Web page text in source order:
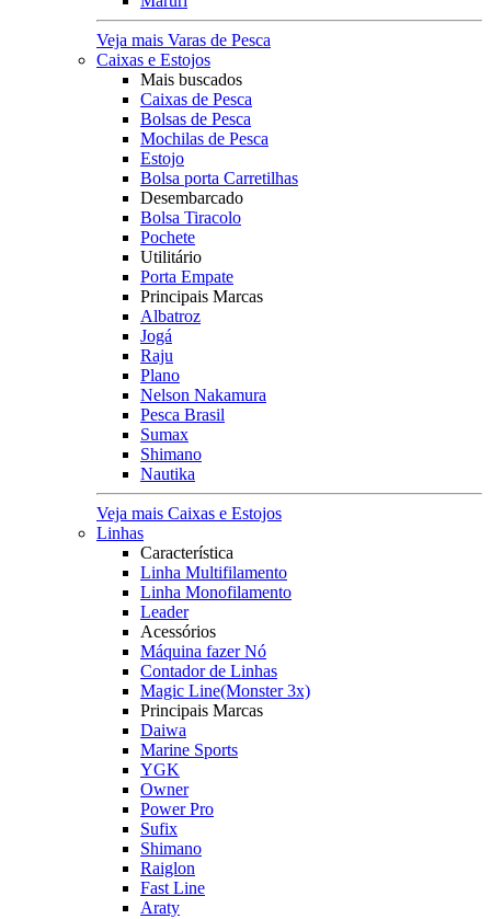
Veja mais Varas de Pesca
Caixas e Estojos
Mais buscados
Caixas de Pesca
Bolsas de Pesca
Mochilas de Pesca
Estojo
Bolsa porta Carretilhas
Desembarcado
Bolsa Tiracolo
Pochete
Utilitário
Porta Empate
Principais Marcas
Albatroz
Jogá
Raju
Plano
Nelson Nakamura
Pesca Brasil
Sumax
Shimano
Nautika
Veja mais Caixas e Estojos
Linhas
Característica
Linha Multifilamento
Linha Monofilamento
Leader
Acessórios
Máquina fazer Nó
Contador de Linhas
Magic Line(Monster 3x)
Principais Marcas
Daiwa
Marine Sports
YGK
Owner
Power Pro
Sufix
Shimano
Raiglon
Fast Line
Araty